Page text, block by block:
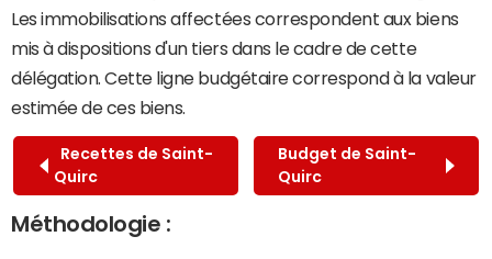
Les immobilisations affectées correspondent aux biens
mis à dispositions d'un tiers dans le cadre de cette
délégation. Cette ligne budgétaire correspond à la valeur
estimée de ces biens.
Recettes de Saint-
Quirc
Budget de Saint-
Quirc
Méthodologie :